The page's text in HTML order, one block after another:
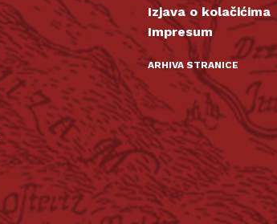
Izjava o kolačićima
Impresum
ARHIVA STRANICE